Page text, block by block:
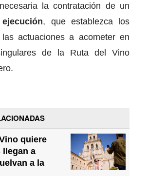
la contratación de un
, que establezca los
actuaciones a acometer en
de la Ruta del Vino
quiere
llegan a
a la